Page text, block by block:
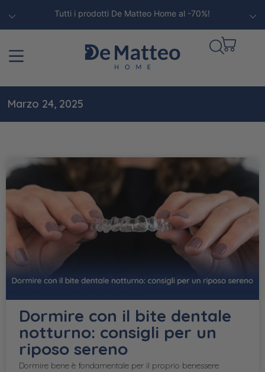
Tutti i prodotti De Matteo Home al -70%!
Marzo 24, 2025
Dormire con il bite dentale
notturno: consigli per un
riposo sereno
Dormire bene è fondamentale per il proprio benessere